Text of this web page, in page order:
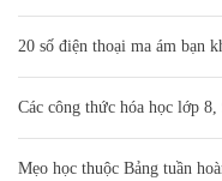
20 số điện thoại ma ám bạn
Các công thức hóa học lớp 8,
Mẹo học thuộc Bảng tuần